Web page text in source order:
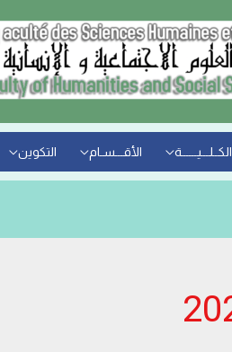
الكــلـــيــــــة الأقـــسـام التكوين